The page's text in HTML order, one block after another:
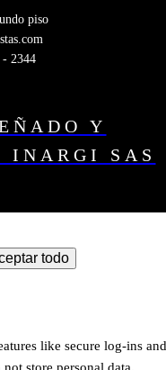
piso
2344
Y
INARGI SAS
todo
like secure log-ins and